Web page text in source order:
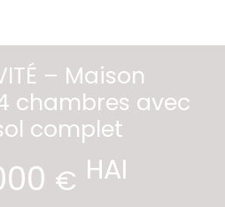
– Maison
chambres avec
complet
€ HAI